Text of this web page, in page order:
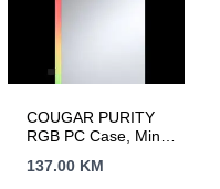
COUGAR PURITY
RGB PC Case, Mini
137.00 KM